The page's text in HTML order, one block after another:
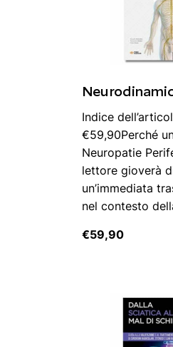
Indice
€59,90Perché
Neuropatie
lettore gioverà
un’immediata
nel contesto
€59,90